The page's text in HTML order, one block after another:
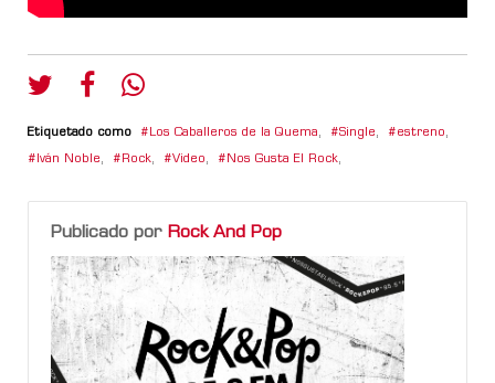
Etiquetado como Los Caballeros de la Quema, Single, estreno,
Iván Noble, Rock, Video, Nos Gusta El Rock,
Publicado por Rock And Pop